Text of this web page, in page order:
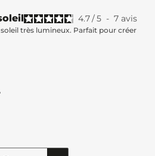
4.7/5 - 7 avis
très lumineux. Parfait pour créer